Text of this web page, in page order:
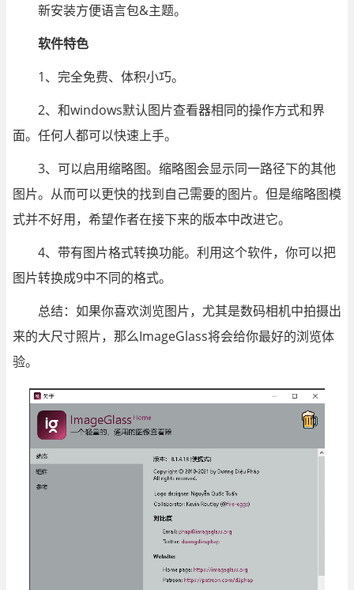
新安装方便语言包&主题。
软件特色
1、完全免费、体积小巧。
2、和windows默认图片查看器相同的操作方式和界
面。任何人都可以快速上手。
3、可以启用缩略图。缩略图会显示同一路径下的其他
图片。从而可以更快的找到自己需要的图片。但是缩略图模
式并不好用，希望作者在接下来的版本中改进它。
4、带有图片格式转换功能。利用这个软件，你可以把
图片转换成9中不同的格式。
总结：如果你喜欢浏览图片，尤其是数码相机中拍摄出
来的大尺寸照片，那么ImageGlass将会给你最好的浏览体
验。